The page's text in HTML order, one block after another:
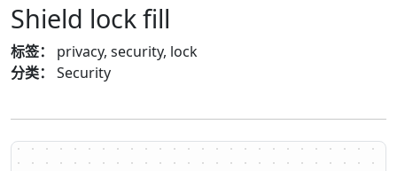
Shield lock fill
标签：
privacy, security, lock
分类：
Security